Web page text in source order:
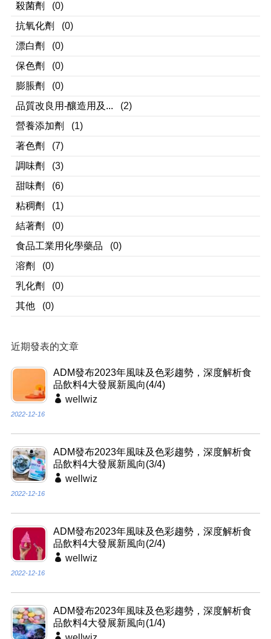
殺菌劑
(0)
抗氧化劑
(0)
漂白劑
(0)
保色劑
(0)
膨脹劑
(0)
品質改良用-釀造用及...
(2)
營養添加劑
(1)
著色劑
(7)
調味劑
(3)
甜味劑
(6)
粘稠劑
(1)
結著劑
(0)
食品工業用化學藥品
(0)
溶劑
(0)
乳化劑
(0)
其他
(0)
近期發表的文章
ADM發布2023年風味及色彩趨勢，深度解析食
品飲料4大發展新風向(4/4)
wellwiz
2022-12-16
ADM發布2023年風味及色彩趨勢，深度解析食
品飲料4大發展新風向(3/4)
wellwiz
2022-12-16
ADM發布2023年風味及色彩趨勢，深度解析食
品飲料4大發展新風向(2/4)
wellwiz
2022-12-16
ADM發布2023年風味及色彩趨勢，深度解析食
品飲料4大發展新風向(1/4)